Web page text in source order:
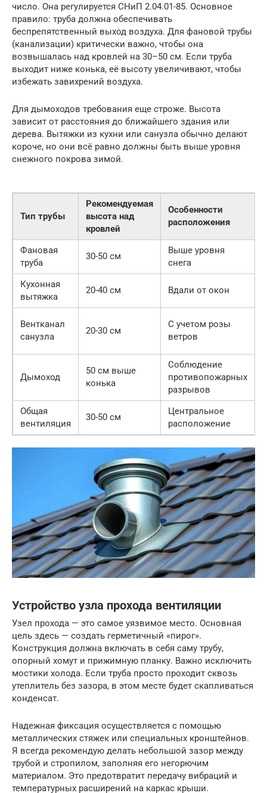
число. Она регулируется СНиП 2.04.01-85. Основное
правило: труба должна обеспечивать
беспрепятственный выход воздуха. Для фановой трубы
(канализации) критически важно, чтобы она
возвышалась над кровлей на 30–50 см. Если труба
выходит ниже конька, её высоту увеличивают, чтобы
избежать завихрений воздуха.
Для дымоходов требования еще строже. Высота
зависит от расстояния до ближайшего здания или
дерева. Вытяжки из кухни или санузла обычно делают
короче, но они всё равно должны быть выше уровня
снежного покрова зимой.
Тип трубы
Рекомендуемая
высота над
кровлей
Особенности
расположения
Фановая
труба
30-50 см
Выше уровня
снега
Кухонная
вытяжка
20-40 см Вдали от окон
Вентканал
санузла
20-30 см
С учетом розы
ветров
Дымоход
50 см выше
конька
Соблюдение
противопожарных
разрывов
Общая
вентиляция
30-50 см
Центральное
расположение
Устройство узла прохода вентиляции
Узел прохода — это самое уязвимое место. Основная
цель здесь — создать герметичный «пирог».
Конструкция должна включать в себя саму трубу,
опорный хомут и прижимную планку. Важно исключить
мостики холода. Если труба просто проходит сквозь
утеплитель без зазора, в этом месте будет скапливаться
конденсат.
Надежная фиксация осуществляется с помощью
металлических стяжек или специальных кронштейнов.
Я всегда рекомендую делать небольшой зазор между
трубой и стропилом, заполняя его негорючим
материалом. Это предотвратит передачу вибраций и
температурных расширений на каркас крыши.